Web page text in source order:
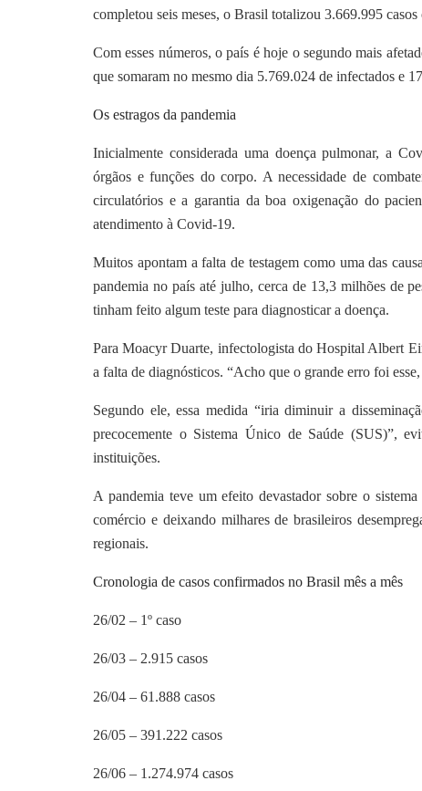
completou seis meses, o Brasil totalizou 3.669.995
Com esses números, o país é hoje o segundo mais
que somaram no mesmo dia 5.769.024 de infectados e
Os estragos da pandemia
Inicialmente considerada uma doença pulmonar, a
órgãos e funções do corpo. A necessidade de
circulatórios e a garantia da boa oxigenação do
atendimento à Covid-19.
Muitos apontam a falta de testagem como uma das
pandemia no país até julho, cerca de 13,3 milhões de
tinham feito algum teste para diagnosticar a doença.
Para Moacyr Duarte, infectologista do Hospital Albert
a falta de diagnósticos. “Acho que o grande erro foi
Segundo ele, essa medida “iria diminuir a
precocemente o Sistema Único de Saúde (SUS)”,
instituições.
A pandemia teve um efeito devastador sobre o
comércio e deixando milhares de brasileiros
regionais.
Cronologia de casos confirmados no Brasil mês a mês
26/02 – 1º caso
26/03 – 2.915 casos
26/04 – 61.888 casos
26/05 – 391.222 casos
26/06 – 1.274.974 casos